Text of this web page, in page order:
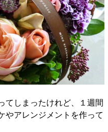
てしまったけれど、１週間
やアレンジメントを作って